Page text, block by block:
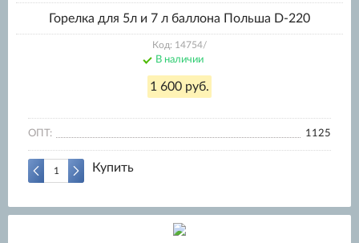
Горелка для 5л и 7 л баллона Польша D-220
Код: 14754/
В наличии
1 600 руб.
ОПТ: 1125
Купить